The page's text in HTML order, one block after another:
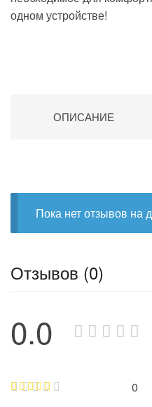
одном устройстве!
ОПИСАНИЕ
Пока нет отзывов на
Отзывов (0)
0.0
0